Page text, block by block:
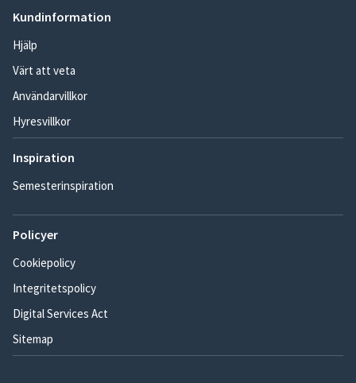
Kundinformation
Hjälp
Värt att veta
Användarvillkor
Hyresvillkor
Inspiration
Semesterinspiration
Policyer
Cookiepolicy
Integritetspolicy
Digital Services Act
Sitemap